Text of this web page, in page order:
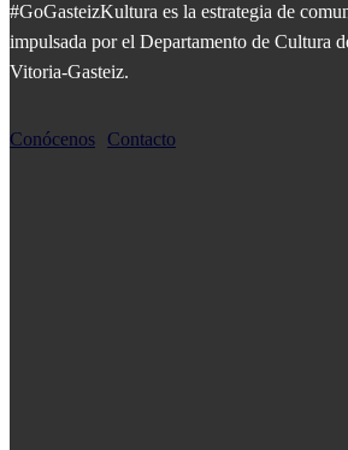
#GoGasteizKultura es la estrategia de
impulsada por el Departamento de Cultura
Vitoria-Gasteiz.
Conócenos Contacto